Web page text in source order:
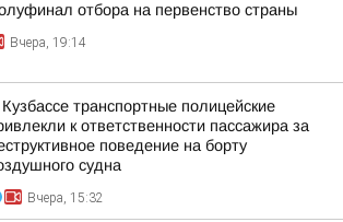
отбора на первенство страны
Вчера, 19:14
транспортные полицейские
к ответственности пассажира за
поведение на борту
судна
Вчера, 15:32